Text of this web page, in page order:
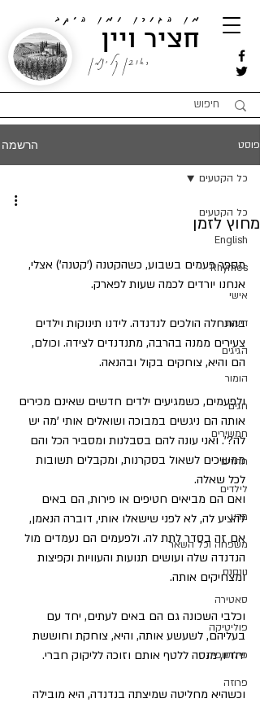
מן הגורן ומן היקב
חציר ויין
ראובן קלינמן
פוסט הרשמה
כל הקטעים
English
Rhymes
אישי
דיעות
הגיגים
הומור
חגים
חמשירים
חרוזים
לילדים
מדע
משפחה וכל השאר
נונסנס
סאטירה
פוליטיקה
פילוסופיה
פרוזה
כל הקטעים
מחוץ לזמן
מספר פעמים בשבוע, כשהקטנה ('קטנה') אצלי,
אנחנו יורדים לכמה שעות לפארק.
בהתחלה הולכים לנדנדה. לידנו תינוקות וילדים
צעירים ממנה בהרבה, מתנדנדים לצידה. וכולם,
הם והיא, צוחקים בקול ובהנאה.
ולפעמים, כשמגיעים ילדים חדשים שאינם מכירים
אותה הם ניגשים במבוכה ושואלים אותי 'מה יש
לה?'. ואני עונה להם בסבלנות ומסביר הכל והם
ממשיכים לשאול בסקרנות, ומקבלים תשובות
לכל שאלה.
ואם הם מביאים חטיפים או פירות, הם באים
להציע לה, לא לפני שישאלו אותי, דוברה הנאמן,
אם זה בסדר לתת לה. ולפעמים הם נעמדים מול
הנדנדה שלה ועושים תנועות והעוויות וקפיצות
ומצחיקים אותה.
וכלבי השכונה גם הם באים לעתים, יחד עם
בעליהם, לשעשע אותה, והיא, צוחקת וחוששת
יחדיו, מנסה ללטף אותם וזוכה לליקוק חברי.
וכשהיא מחליטה שמיצתה בנדנדה, היא מובילה